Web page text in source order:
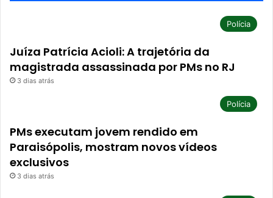
Polícia
Juíza Patrícia Acioli: A trajetória da
magistrada assassinada por PMs no RJ
3 dias atrás
Polícia
PMs executam jovem rendido em
Paraisópolis, mostram novos vídeos
exclusivos
3 dias atrás